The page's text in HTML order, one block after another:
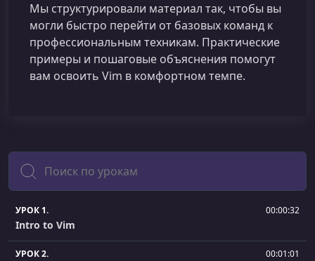
Мы структурировали материал так, чтобы вы
могли быстро перейти от базовых команд к
профессиональным техникам. Практические
примеры и пошаговые объяснения помогут
вам освоить Vim в комфортном темпе.
Поиск
УРОК 1. 00:00:32
Intro to Vim
УРОК 2. 00:01:01